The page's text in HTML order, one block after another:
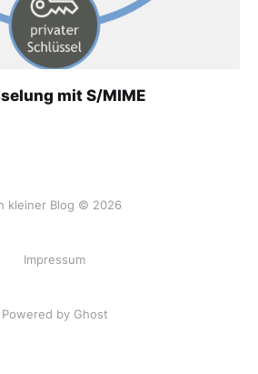
mit S/MIME
kleiner Blog © 2026
Impressum
Powered by Ghost